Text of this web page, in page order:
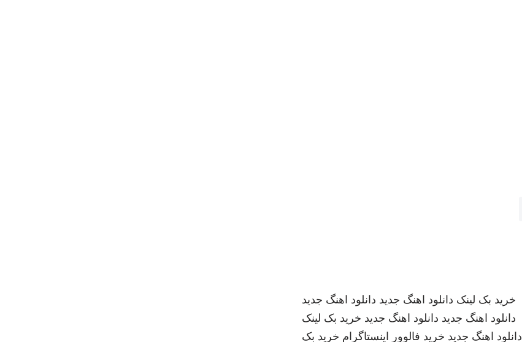
خرید بک لینک دانلود اهنگ جدید دانلود اهنگ جدید
دانلود اهنگ جدید دانلود اهنگ جدید خرید بک لینک
دانلود اهنگ جدید خرید فالوور اینستاگرام خرید بک